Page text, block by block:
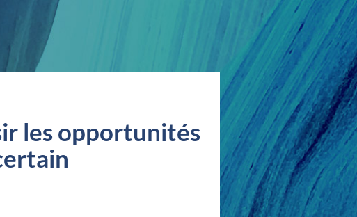
les opportunités